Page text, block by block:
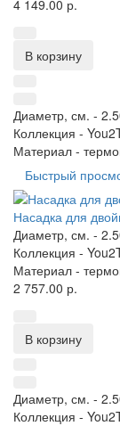
4 149.00 р.
В корзину
Диаметр, см. -
Коллекция -
Материал -
Быстрый
Насадка для
Диаметр, см. -
Коллекция -
Материал -
2 757.00 р.
В корзину
Диаметр, см. -
Коллекция -